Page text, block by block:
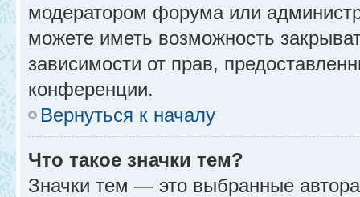
модератором форума или
можете иметь возможность
зависимости от прав,
конференции.
Вернуться к началу
Что такое значки тем?
Значки тем — это выбранные